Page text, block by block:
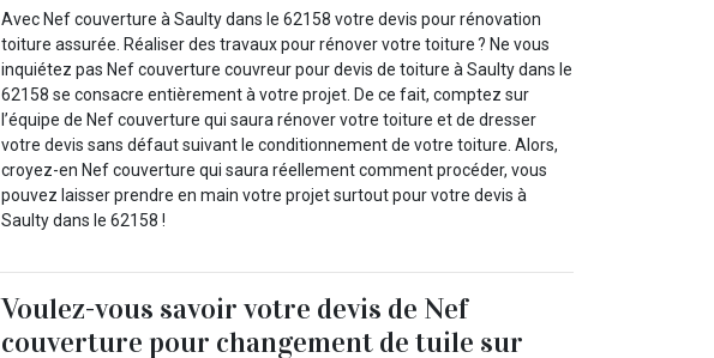
Avec Nef couverture à Saulty dans le 62158 votre devis pour rénovation
toiture assurée. Réaliser des travaux pour rénover votre toiture ? Ne vous
inquiétez pas Nef couverture couvreur pour devis de toiture à Saulty dans le
62158 se consacre entièrement à votre projet. De ce fait, comptez sur
l’équipe de Nef couverture qui saura rénover votre toiture et de dresser
votre devis sans défaut suivant le conditionnement de votre toiture. Alors,
croyez-en Nef couverture qui saura réellement comment procéder, vous
pouvez laisser prendre en main votre projet surtout pour votre devis à
Saulty dans le 62158 !
Voulez-vous savoir votre devis de Nef
couverture pour changement de tuile sur